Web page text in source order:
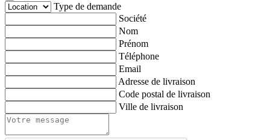
Type de demande
Société
Nom
Prénom
Téléphone
Email
Adresse de livraison
Code postal de livraison
Ville de livraison